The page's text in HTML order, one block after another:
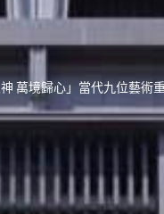
萬境歸心」當代九位藝術